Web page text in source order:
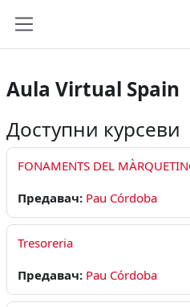
Aula Virtual Spain
Доступни курсеви
FONAMENTS DEL
Предавач: Pau Córdoba
Tresoreria
Предавач: Pau Córdoba